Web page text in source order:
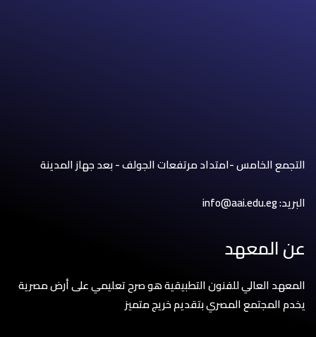
التجمع الخامس -امتداد مرتفعات الجولف - بعد جهاز المدينة
البريد: info@aai.edu.eg
عن المعهد
المعهد العالي للفنون التطبيقية هو صرح تعليمي على أرض مصرية
يخدم المجتمع المصري بتقديم خريج متميز